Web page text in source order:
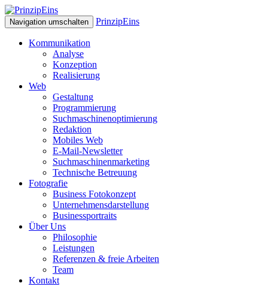
Navigation umschalten PrinzipEins
Kommunikation
Analyse
Konzeption
Realisierung
Web
Gestaltung
Programmierung
Suchmaschinenoptimierung
Redaktion
Mobiles Web
E-Mail-Newsletter
Suchmaschinenmarketing
Technische Betreuung
Fotografie
Business Fotokonzept
Unternehmensdarstellung
Businessportraits
Über Uns
Philosophie
Leistungen
Referenzen & freie Arbeiten
Team
Kontakt